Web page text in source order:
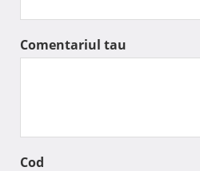
Comentariul tau
Cod